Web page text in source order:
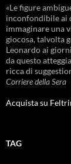
«Le figure
inconfondibile ai
immaginare una
giocosa, talvolta
Leonardo ai
da questo
ricca di
Corriere della Sera
Acquista su
TAG